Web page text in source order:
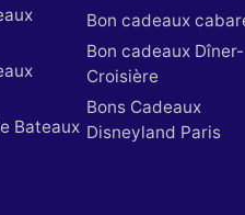
Bateaux
Bon cadeaux
Bon cadeaux Dîner-
Croisière
Bons Cadeaux
Disneyland Paris